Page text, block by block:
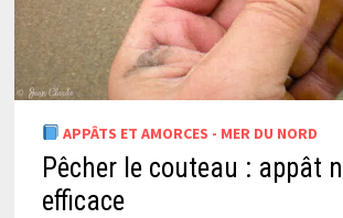
APPÂTS ET AMORCES - MER DU NORD
Pêcher le couteau : appât
efficace